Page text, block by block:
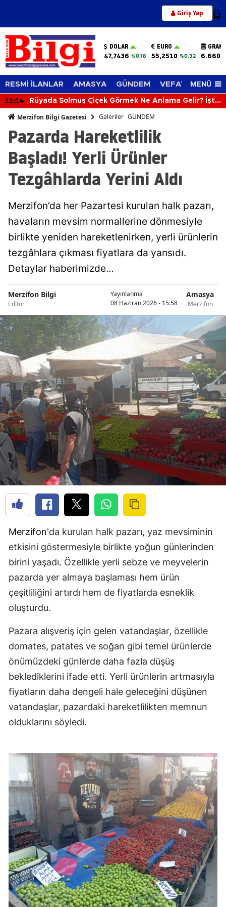
Giriş Yap 12
DOLAR
47,7436 %0.18
EURO
55,2510 %0.32
RESMİ İLANLAR AMASYA GÜNDEM VEFAT EDENLER
MENÜ
11:14
Rüyada Solmuş Çiçek Görmek Ne Anlama Gelir? İşte
Merzifon Bilgi Gazetesi Galeriler GÜNDEM
Pazarda Hareketlilik
Başladı! Yerli Ürünler
Tezgâhlarda Yerini Aldı
Merzifon’da her Pazartesi kurulan halk pazarı,
havaların mevsim normallerine dönmesiyle
birlikte yeniden hareketlenirken, yerli ürünlerin
tezgâhlara çıkması fiyatlara da yansıdı.
Detaylar haberimizde…
Merzifon Bilgi
Editör
Yayınlanma
08 Haziran 2026 - 15:58
Amasya
Merzifon
Merzifon'da kurulan halk pazarı, yaz mevsiminin
etkisini göstermesiyle birlikte yoğun günlerinden
birini yaşadı. Özellikle yerli sebze ve meyvelerin
pazarda yer almaya başlaması hem ürün
çeşitliliğini artırdı hem de fiyatlarda esneklik
oluşturdu.
Pazara alışveriş için gelen vatandaşlar, özellikle
domates, patates ve soğan gibi temel ürünlerde
önümüzdeki günlerde daha fazla düşüş
beklediklerini ifade etti. Yerli ürünlerin artmasıyla
fiyatların daha dengeli hale geleceğini düşünen
vatandaşlar, pazardaki hareketlilikten memnun
olduklarını söyledi.